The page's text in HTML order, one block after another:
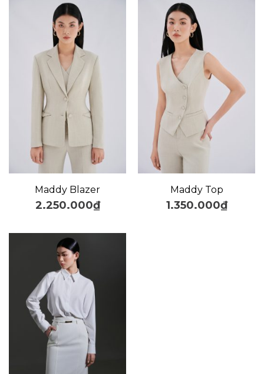
Maddy Blazer
2.250.000₫
Maddy Top
1.350.000₫